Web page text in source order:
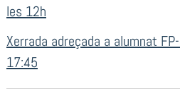
les 12h
Xerrada adreçada a alumnat
17:45